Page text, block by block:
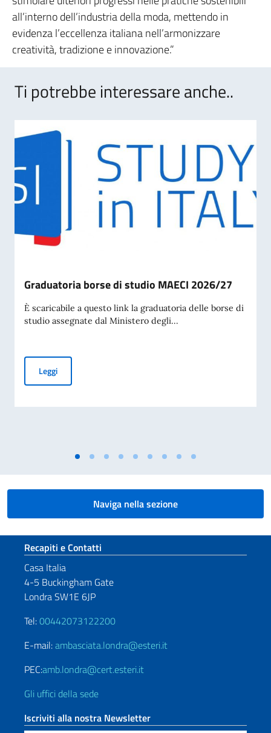
all’interno dell’industria della moda, mettendo in
evidenza l’eccellenza italiana nell’armonizzare
creatività, tradizione e innovazione.”
Ti potrebbe interessare anche..
Graduatoria borse di studio MAECI 2026/27
È scaricabile a questo link la graduatoria delle borse di
studio assegnate dal Ministero degli...
LeggiGraduatoria borse di studio MAECI 2026/27
Naviga nella sezione
Sezione footer
Recapiti e Contatti
Casa Italia
4-5 Buckingham Gate
Londra SW1E 6JP
Tel:00442073122200
E-mail:ambasciata.londra@esteri.it
PEC:amb.londra@cert.esteri.it
Gli uffici della sede
Iscriviti alla nostra Newsletter